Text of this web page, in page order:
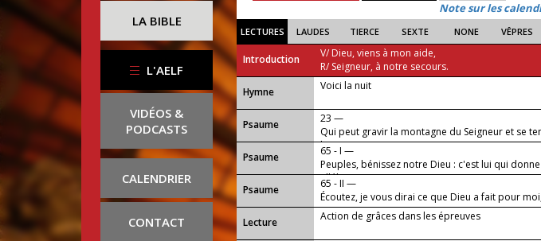
LA BIBLE
L'AELF
VIDÉOS &
PODCASTS
CALENDRIER
CONTACT
Note sur les
LECTURES LAUDES TIERCE SEXTE NONE VÊPRES
Introduction
V/ Dieu, viens à mon aide,
R/ Seigneur, à notre secours.
...
Hymne Voici la nuit
Psaume
23 —
Qui peut gravir la montagne du Seigneur et se
lieu saint ?
Psaume
65 - I —
Peuples, bénissez notre Dieu : c'est lui qui
alléluia.
Psaume
65 - II —
Écoutez, je vous dirai ce que Dieu a fait pour
Lecture
Action de grâces dans les épreuves